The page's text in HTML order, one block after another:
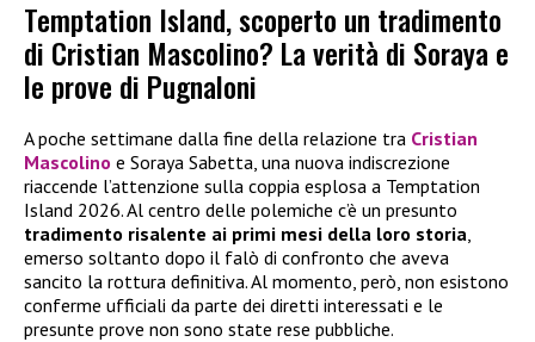
Temptation Island, scoperto un tradimento
di Cristian Mascolino? La verità di Soraya e
le prove di Pugnaloni
A poche settimane dalla fine della relazione tra Cristian
Mascolino e Soraya Sabetta, una nuova indiscrezione
riaccende l’attenzione sulla coppia esplosa a Temptation
Island 2026. Al centro delle polemiche c’è un presunto
tradimento risalente ai primi mesi della loro storia
emerso soltanto dopo il falò di confronto che aveva
sancito la rottura definitiva. Al momento, però, non esistono
conferme ufficiali da parte dei diretti interessati e le
presunte prove non sono state rese pubbliche.